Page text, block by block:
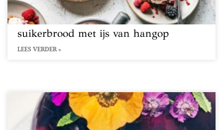
suikerbrood met ijs van hangop
LEES VERDER »